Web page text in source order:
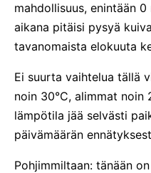
mahdollisuus, enintään
aikana pitäisi pysyä
tavanomaista elokuuta
Ei suurta vaihtelua tällä
noin 30°C, alimmat noin
lämpötila jää selvästi
päivämäärän
Pohjimmiltaan: tänään